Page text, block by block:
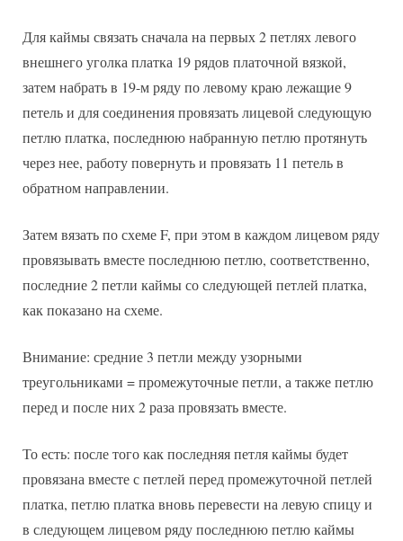
Для каймы связать сначала на первых 2 петлях левого
внешнего уголка платка 19 рядов платочной вязкой,
затем набрать в 19-м ряду по левому краю лежащие 9
петель и для соединения провязать лицевой следующую
петлю платка, последнюю набранную петлю протянуть
через нее, работу повернуть и провязать 11 петель в
обратном направлении.
Затем вязать по схеме F, при этом в каждом лицевом ряду
провязывать вместе последнюю петлю, соответственно,
последние 2 петли каймы со следующей петлей платка,
как показано на схеме.
Внимание: средние 3 петли между узорными
треугольниками = промежуточные петли, а также петлю
перед и после них 2 раза провязать вместе.
То есть: после того как последняя петля каймы будет
провязана вместе с петлей перед промежуточной петлей
платка, петлю платка вновь перевести на левую спицу и
в следующем лицевом ряду последнюю петлю каймы